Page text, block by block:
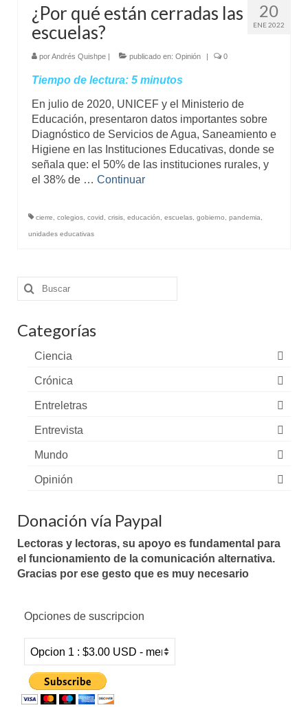
20
ENE 2022
¿Por qué están cerradas las
escuelas?
porAndrés Quishpe | publicado en: Opinión | 0
Tiempo de lectura: 5 minutos
En julio de 2020, UNICEF y el Ministerio de
Educación, presentaron datos importantes sobre
Diagnóstico de Servicios de Agua, Saneamiento e
Higiene en las Instituciones Educativas, donde se
señala que: el 50% de las instituciones rurales, y
el 38% de … Continuar
cierre colegios covid crisis educación escuelas gobierno pandemia
unidades educativas
Buscar
por:
Categorías
Ciencia
Crónica
Entreletras
Entrevista
Mundo
Opinión
Donación vía Paypal
Lectoras y lectoras, su apoyo es fundamental para
el funcionamiento de la comunicación alternativa.
Gracias por ese gesto que es muy necesario
Opciones de suscripcion